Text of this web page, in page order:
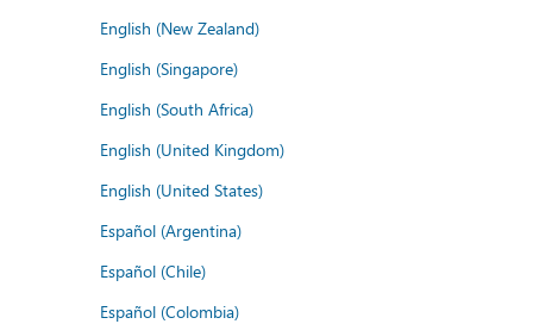
English (New Zealand)
English (Singapore)
English (South Africa)
English (United Kingdom)
English (United States)
Español (Argentina)
Español (Chile)
Español (Colombia)